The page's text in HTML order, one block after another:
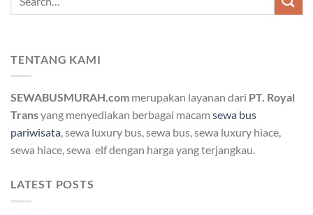
TENTANG KAMI
SEWABUSMURAH.com merupakan layanan dari PT. Royal
Transyang menyediakan berbagai macam sewa bus
pariwisata, sewa luxury bus, sewa bus, sewa luxury hiace,
sewa hiace, sewa elf dengan harga yang terjangkau.
LATEST POSTS